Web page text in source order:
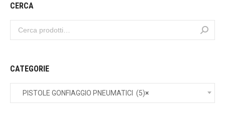
CERCA
CATEGORIE
×
PISTOLE GONFIAGGIO PNEUMATICI (5)